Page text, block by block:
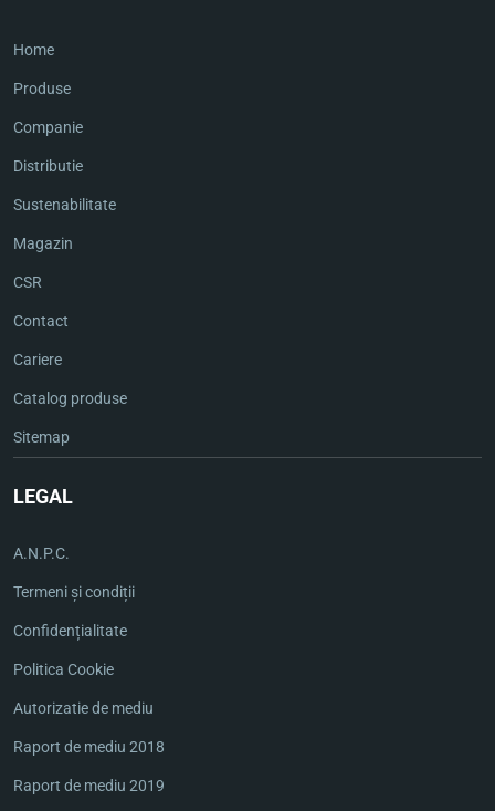
Home
Produse
Companie
Distributie
Sustenabilitate
Magazin
CSR
Contact
Cariere
Catalog produse
Sitemap
LEGAL
A.N.P.C.
Termeni și condiții
Confidențialitate
Politica Cookie
Autorizatie de mediu
Raport de mediu 2018
Raport de mediu 2019